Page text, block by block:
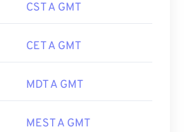
CST A GMT
CET A GMT
MDT A GMT
MEST A GMT